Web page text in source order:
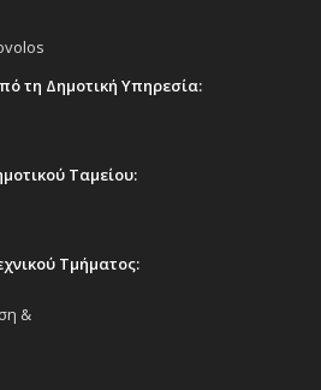
τη Δημοτική Υπηρεσία:
Ταμείου:
Τμήματος:
&